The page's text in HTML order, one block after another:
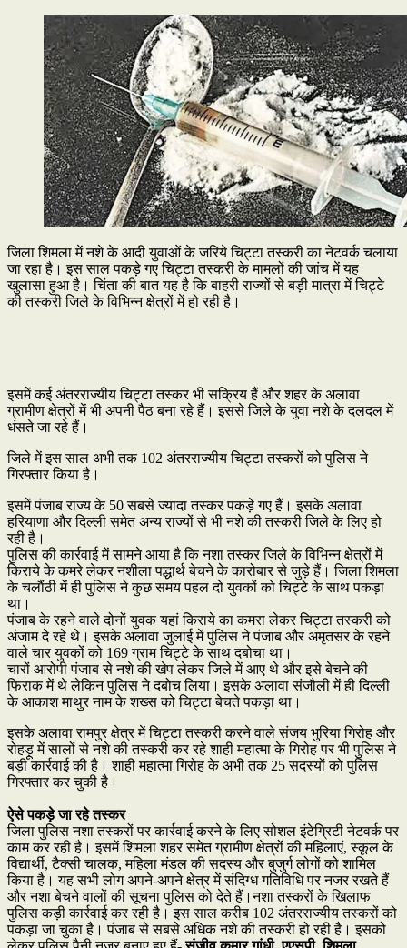
जिला शिमला में नशे के आदी युवाओं के जरिये चिट्टा तस्करी का नेटवर्क चलाया
जा रहा है। इस साल पकड़े गए चिट्टा तस्करी के मामलों की जांच में यह
खुलासा हुआ है। चिंता की बात यह है कि बाहरी राज्यों से बड़ी मात्रा में चिट्टे
की तस्करी जिले के विभिन्न क्षेत्रों में हो रही है।
इसमें कई अंतरराज्यीय चिट्टा तस्कर भी सक्रिय हैं और शहर के अलावा
ग्रामीण क्षेत्रों में भी अपनी पैठ बना रहे हैं। इससे जिले के युवा नशे के दलदल में
धंसते जा रहे हैं।
जिले में इस साल अभी तक 102 अंतरराज्यीय चिट्टा तस्करों को पुलिस ने
गिरफ्तार किया है।
इसमें पंजाब राज्य के 50 सबसे ज्यादा तस्कर पकड़े गए हैं। इसके अलावा
हरियाणा और दिल्ली समेत अन्य राज्यों से भी नशे की तस्करी जिले के लिए हो
रही है।
पुलिस की कार्रवाई में सामने आया है कि नशा तस्कर जिले के विभिन्न क्षेत्रों में
किराये के कमरे लेकर नशीला पद्धार्थ बेचने के कारोबार से जुड़े हैं। जिला शिमला
के चलाैंठी में ही पुलिस ने कुछ समय पहल दो युवकों को चिट्टे के साथ पकड़ा
था।
पंजाब के रहने वाले दोनों युवक यहां किराये का कमरा लेकर चिट्टा तस्करी को
अंजाम दे रहे थे। इसके अलावा जुलाई में पुलिस ने पंजाब और अमृतसर के रहने
वाले चार युवकों को 169 ग्राम चिट्टे के साथ दबोचा था।
चारों आरोपी पंजाब से नशे की खेप लेकर जिले में आए थे और इसे बेचने की
फिराक में थे लेकिन पुलिस ने दबोच लिया। इसके अलावा संजौली में ही दिल्ली
के आकाश माथुर नाम के शख्स को चिट्टा बेचते पकड़ा था।
इसके अलावा रामपुर क्षेत्र में चिट्टा तस्करी करने वाले संजय भुरिया गिरोह और
रोहड़ू में सालों से नशे की तस्करी कर रहे शाही महात्मा के गिरोह पर भी पुलिस ने
बड़ी कार्रवाई की है। शाही महात्मा गिरोह के अभी तक 25 सदस्यों को पुलिस
गिरफ्तार कर चुकी है।
ऐसे पकड़े जा रहे तस्कर
जिला पुलिस नशा तस्करों पर कार्रवाई करने के लिए सोशल इंटेग्रिटी नेटवर्क पर
काम कर रही है। इसमें शिमला शहर समेत ग्रामीण क्षेत्रों की महिलाएं, स्कूल के
विद्यार्थी, टैक्सी चालक, महिला मंडल की सदस्य और बुजुर्ग लोगों को शामिल
किया है। यह सभी लोग अपने-अपने क्षेत्र में संदिग्ध गतिविधि पर नजर रखते हैं
और नशा बेचने वालों की सूचना पुलिस को देते हैं।नशा तस्करों के खिलाफ
पुलिस कड़ी कार्रवाई कर रही है। इस साल करीब 102 अंतरराज्यीय तस्करों को
पकड़ा जा चुका है। पंजाब से सबसे अधिक नशे की तस्करी हो रही है। इसको